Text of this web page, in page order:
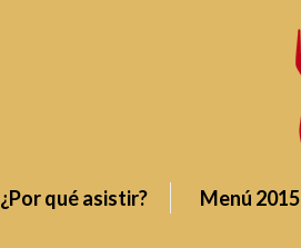
¿Por qué asistir? Menú 2015